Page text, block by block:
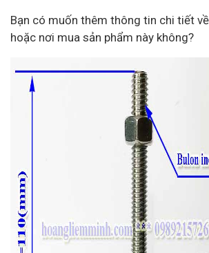
Bạn có muốn thêm thông tin chi tiết
hoặc nơi mua sản phẩm này không?